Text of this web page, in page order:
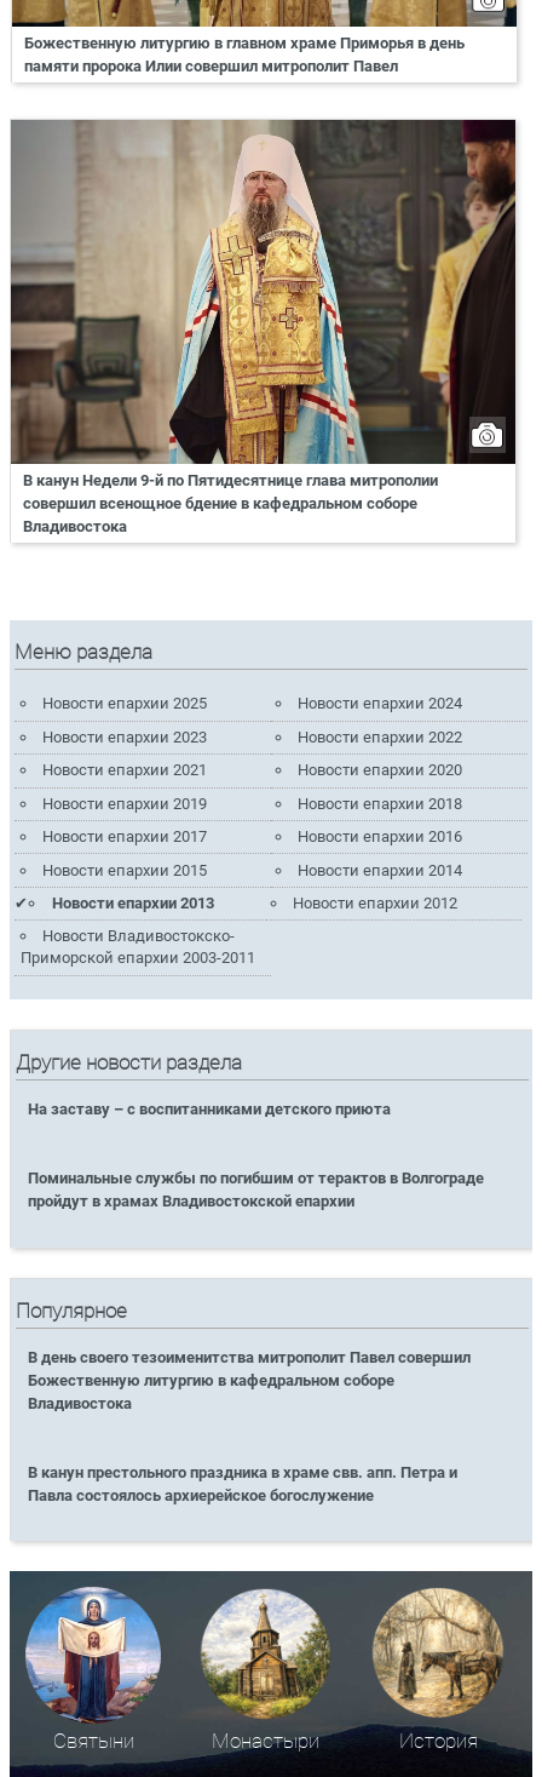
Божественную литургию в главном храме Приморья в день
памяти пророка Илии совершил митрополит Павел
В канун Недели 9-й по Пятидесятнице глава митрополии
совершил всенощное бдение в кафедральном соборе
Владивостока
Меню раздела
Новости епархии 2025
Новости епархии 2024
Новости епархии 2023
Новости епархии 2022
Новости епархии 2021
Новости епархии 2020
Новости епархии 2019
Новости епархии 2018
Новости епархии 2017
Новости епархии 2016
Новости епархии 2015
Новости епархии 2014
Новости епархии 2013
Новости епархии 2012
Новости Владивостокско-
Приморской епархии 2003-2011
Другие новости раздела
На заставу – с воспитанниками детского приюта
Поминальные службы по погибшим от терактов в Волгограде
пройдут в храмах Владивостокской епархии
Популярное
В день своего тезоименитства митрополит Павел совершил
Божественную литургию в кафедральном соборе
Владивостока
В канун престольного праздника в храме свв. апп. Петра и
Павла состоялось архиерейское богослужение
Святыни Монастыри История